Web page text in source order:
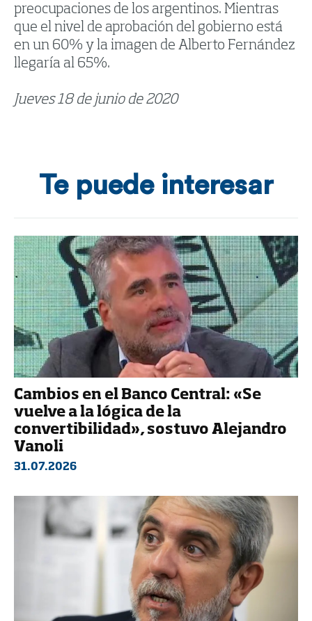
preocupaciones de los argentinos. Mientras
que el nivel de aprobación del gobierno está
en un 60% y la imagen de Alberto Fernández
llegaría al 65%.
Jueves 18 de junio de 2020
Te puede interesar
Cambios en el Banco Central: «Se
vuelve a la lógica de la
convertibilidad», sostuvo Alejandro
Vanoli
31.07.2026